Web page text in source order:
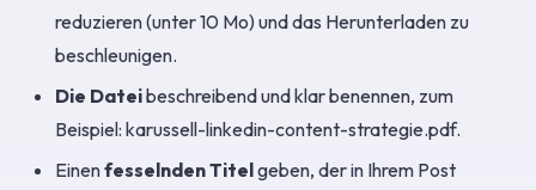
reduzieren (unter 10 Mo) und das Herunterladen zu
beschleunigen.
Die Dateibeschreibend und klar benennen, zum
Beispiel: karussell-linkedin-content-strategie.pdf.
Einenfesselnden Titelgeben, der in Ihrem Post